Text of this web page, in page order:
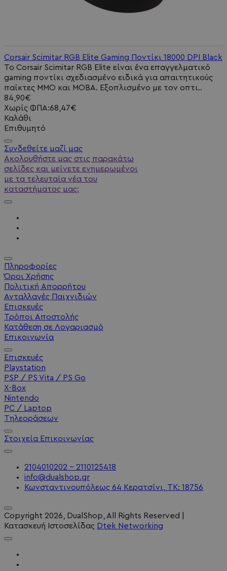
Corsair Scimitar RGB Elite Gaming Ποντίκι 18000 DPI Black
Το Corsair Scimitar RGB Elite είναι ένα επαγγελματικό
gaming ποντίκι σχεδιασμένο ειδικά για απαιτητικούς
παίκτες MMO και MOBA. Εξοπλισμένο με τον οπτι..
84,90€
Χωρίς ΦΠΑ:68,47€
Καλάθι
Επιθυμητό
Συνδεθείτε μαζί μας
Ακολουθήστε μας στις παρακάτω
σελίδες και μείνετε ενημερωμένοι
με τα τελευταία νέα του
καταστήματος μας:
Πληροφορίες
Όροι Χρήσης
Πολιτική Απορρήτου
Ανταλλαγές Παιχνιδιών
Επισκευές
Τρόποι Αποστολής
Κατάθεση σε Λογαριασμό
Επικοινωνία
Επισκευές
Playstation
PSP / PS Vita / PS Go
X-Box
Nintendo
PC / Laptop
Τηλεοράσεων
Στοιχεία Επικοινωνίας
2104010202 - 2110125418
info@dualshop.gr
Κωνσταντινουπόλεως 64 Κερατσίνι, ΤΚ: 18756
Copyright 2026 , DualShop, All Rights Reserved
Κατασκευή Ιστοσελίδας Dtek Networking